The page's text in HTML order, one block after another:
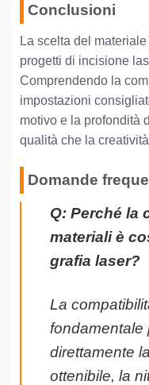
Conclusioni
La scelta del
progetti di incisione
Comprendendo la
impostazioni
motivo e la profondità
qualità che la
Domande
Q: Perché la
materiali è
grafia laser?
La
fondamentale
direttamente
ottenibile, la